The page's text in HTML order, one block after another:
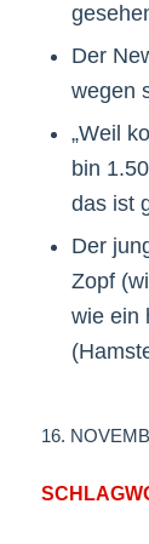
Der
wegen
„Weil
bin
das ist
Der
Zopf
wie ein
16.